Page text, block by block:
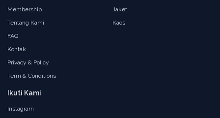
Membership
Tentang Kami
FAQ
Kontak
Privacy & Policy
Term & Conditions
Jaket
Kaos
Ikuti Kami
Instagram